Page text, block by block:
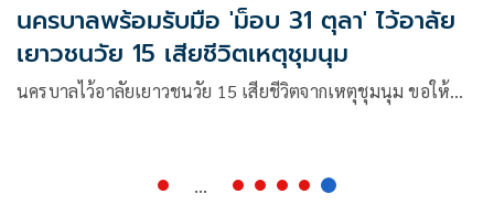
นครบาลพร้อมรับมือ 'ม็อบ 31 ตุลา' ไว้อาลัย
เยาวชนวัย 15 เสียชีวิตเหตุชุมนุม
นครบาลไว้อาลัยเยาวชนวัย 15 เสียชีวิตจากเหตุชุมนุม ขอให้…
...